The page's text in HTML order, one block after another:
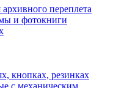
переплета
и фотокниги
кнопках, резинках